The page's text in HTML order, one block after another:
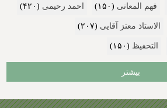
فهم المعانی (۱۵۰) احمد رحیمی (۴۲۰)
الاستاذ معتز آقایی (۲۰۷)
التحفیظ (۱۵۰)
بیشتر